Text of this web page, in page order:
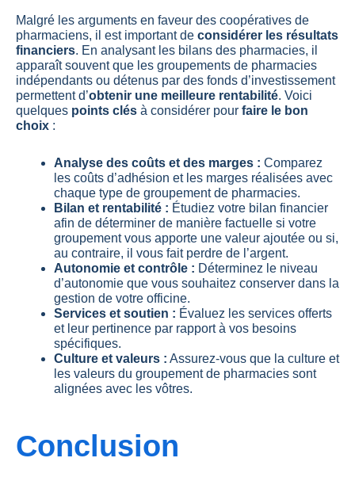
Malgré les arguments en faveur des coopératives de
pharmaciens, il est important de considérer les résultats
financiers. En analysant les bilans des pharmacies, il
apparaît souvent que les groupements de pharmacies
indépendants ou détenus par des fonds d’investissement
permettent d’obtenir une meilleure rentabilité. Voici
quelques points clés à considérer pour faire le bon
choix :
Analyse des coûts et des marges : Comparez
les coûts d’adhésion et les marges réalisées avec
chaque type de groupement de pharmacies.
Bilan et rentabilité : Étudiez votre bilan financier
afin de déterminer de manière factuelle si votre
groupement vous apporte une valeur ajoutée ou si,
au contraire, il vous fait perdre de l’argent.
Autonomie et contrôle : Déterminez le niveau
d’autonomie que vous souhaitez conserver dans la
gestion de votre officine.
Services et soutien : Évaluez les services offerts
et leur pertinence par rapport à vos besoins
spécifiques.
Culture et valeurs : Assurez-vous que la culture et
les valeurs du groupement de pharmacies sont
alignées avec les vôtres.
Conclusion